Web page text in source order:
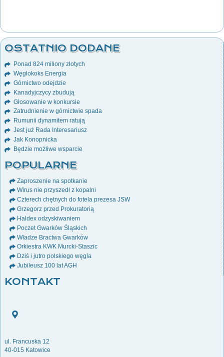
OSTATNIO DODANE
Ponad 824 miliony złotych
Węglokoks Energia
Górnictwo odejdzie
Kanadyjczycy zbudują
Głosowanie w konkursie
Zatrudnienie w górnictwie spada
Rumunii dynamitem ratują
Jest już Rada Interesariusz
Jak Konopnicka
Będzie możliwe wsparcie
POPULARNE
Zaproszenie na spotkanie
Wirus nie przyszedł z kopalni
Czterech chętnych do fotela prezesa JSW
Grzegorz przed Prokuratorią
Haldex odzyskiwaniem
Poczet Gwarków Śląskich
Władze Bractwa Gwarków
Orkiestra KWK Murcki-Staszic
Dziś i jutro polskiego węgla
Jubileusz 100 lat AGH
KONTAKT
ul. Francuska 12
40-015 Katowice